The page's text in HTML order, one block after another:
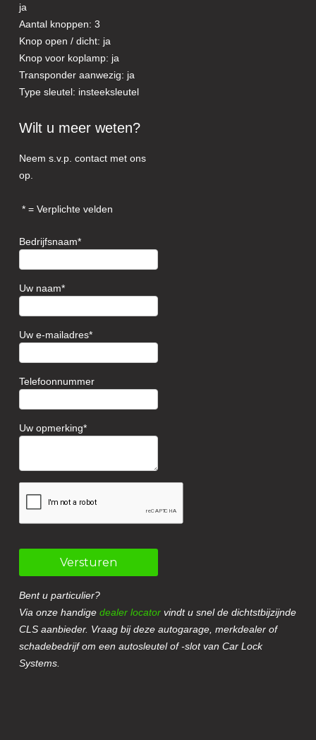
ja
Aantal knoppen: 3
Knop open / dicht: ja
Knop voor koplamp: ja
Transponder aanwezig: ja
Type sleutel: insteeksleutel
Wilt u meer weten?
Neem s.v.p. contact met ons
op.
= Verplichte velden
Bedrijfsnaam
Uw naam
Uw e-mailadres
Telefoonnummer
Uw opmerking
Versturen
Bent u particulier?
Via onze handigedealer locator vindt u snel de dichtstbijzijnde
CLS aanbieder. Vraag bij deze autogarage, merkdealer of
schadebedrijf om een autosleutel of -slot van Car Lock
Systems.